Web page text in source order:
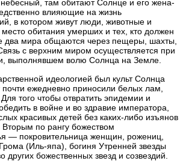
там обитают Солнце и его жена-
влияющие на жизнь
в котором живут люди, животные и
обитания умерших и тех, кто должен
два мира общаются через пещеры, шахты,
с верхним миром осуществляется при
выполнявшем волю Солнца на Земле.
идеологией был культ Солнца
ежедневно приносили белых лам,
того чтобы отвратить эпидемии и
в войне и во здравие императора,
красивых детей без каких-либо изъянов
Вторым по рангу божеством
— покровительница женщин, рожениц,
(Иль-япа), богиня Утренней звезды
божественных звезд и созвездий.